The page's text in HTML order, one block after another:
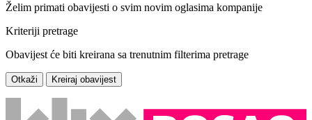
Želim primati obavijesti o svim novim oglasima kompanije
Kriteriji pretrage
Obavijest će biti kreirana sa trenutnim filterima pretrage
Otkaži Kreiraj obavijest